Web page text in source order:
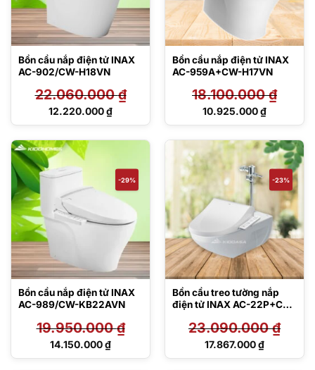
Bồn cầu nắp điện tử INAX
AC-902/CW-H18VN
22.060.000₫
Giá
22.060.000 ₫.
12.220.000₫
Giá
tại
là:
12.220.000 ₫.
Bồn cầu nắp điện tử INAX
AC-959A+CW-H17VN
18.100.000₫
Giá
18.100.000 ₫.
10.925.000₫
Giá
tại
là:
10.925.000 ₫.
-29%
Bồn cầu nắp điện tử INAX
AC-989/CW-KB22AVN
19.950.000₫
Giá
14.150.000₫
Giá
-23%
Bồn cầu treo tường nắp
điện tử INAX AC-22P+CW-
23.090.000₫
Giá
17.867.000₫
Giá